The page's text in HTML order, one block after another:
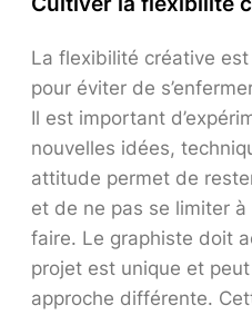
La flexibilité créative
pour éviter de
Il est important
nouvelles idées,
attitude permet de
et de ne pas se limiter
faire. Le graphiste doit
projet est unique et
approche différente.